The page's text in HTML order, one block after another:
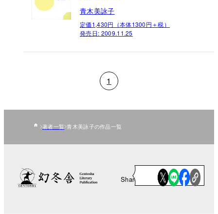
青木美詠子
定価1,430円（本体1300円＋税）
発売日: 2009.11.25
1
著者一覧 青木美詠子の作品一覧
Share